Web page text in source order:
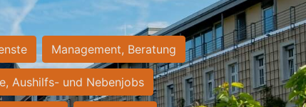
Management, Beratung
Aushilfs- und Nebenjobs